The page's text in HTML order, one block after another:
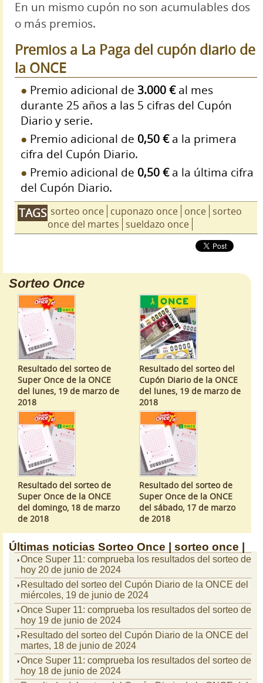
En un mismo cupón no son acumulables dos
o más premios.
Premios a La Paga del cupón diario de
la ONCE
Premio adicional de 3.000 €al mes
durante 25 años a las 5 cifras del Cupón
Diario y serie.
Premio adicional de 0,50 €a la primera
cifra del Cupón Diario.
Premio adicional de 0,50 €a la última cifra
del Cupón Diario.
TAGS sorteo once cuponazo once once sorteo
once del martes sueldazo once
Sorteo Once
Resultado del sorteo de
Super Once de la ONCE
del lunes, 19 de marzo de
2018
Resultado del sorteo del
Cupón Diario de la ONCE
del lunes, 19 de marzo de
2018
Resultado del sorteo de
Super Once de la ONCE
del domingo, 18 de marzo
de 2018
Resultado del sorteo de
Super Once de la ONCE
del sábado, 17 de marzo
de 2018
Últimas noticias Sorteo Once | sorteo once |
Once Super 11: comprueba los resultados del sorteo de
hoy 20 de junio de 2024
Resultado del sorteo del Cupón Diario de la ONCE del
miércoles, 19 de junio de 2024
Once Super 11: comprueba los resultados del sorteo de
hoy 19 de junio de 2024
Resultado del sorteo del Cupón Diario de la ONCE del
martes, 18 de junio de 2024
Once Super 11: comprueba los resultados del sorteo de
hoy 18 de junio de 2024